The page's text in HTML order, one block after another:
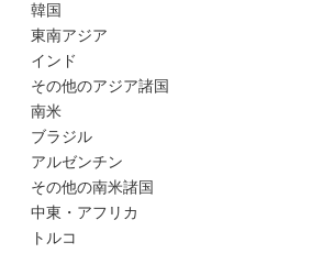
韓国
東南アジア
インド
その他のアジア諸国
南米
ブラジル
アルゼンチン
その他の南米諸国
中東・アフリカ
トルコ